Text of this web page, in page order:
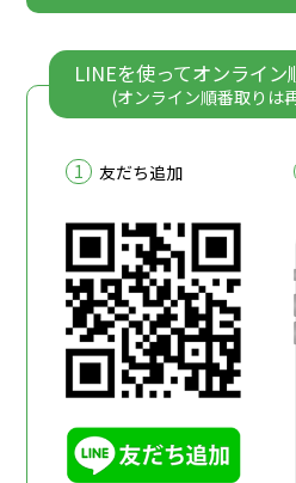
LINEを使ってオンライ
(オンライン順番取りは
1 友だち追加